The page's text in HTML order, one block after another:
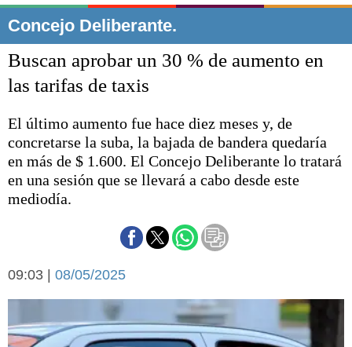
El país
El mundo
Deportes
Escenario Olímpico
Liga del Sur
Básquetbol
Fútbol
Aplausos
Cines
Economía y campo
Espacio empresas
Sociedad y tiempo
Sociedad
Concejo Deliberante.
Buscan aprobar un 30 % de aumento en
las tarifas de taxis
El último aumento fue hace diez meses y, de
concretarse la suba, la bajada de bandera quedaría
en más de $ 1.600. El Concejo Deliberante lo tratará
en una sesión que se llevará a cabo desde este
mediodía.
09:03 | 08/05/2025